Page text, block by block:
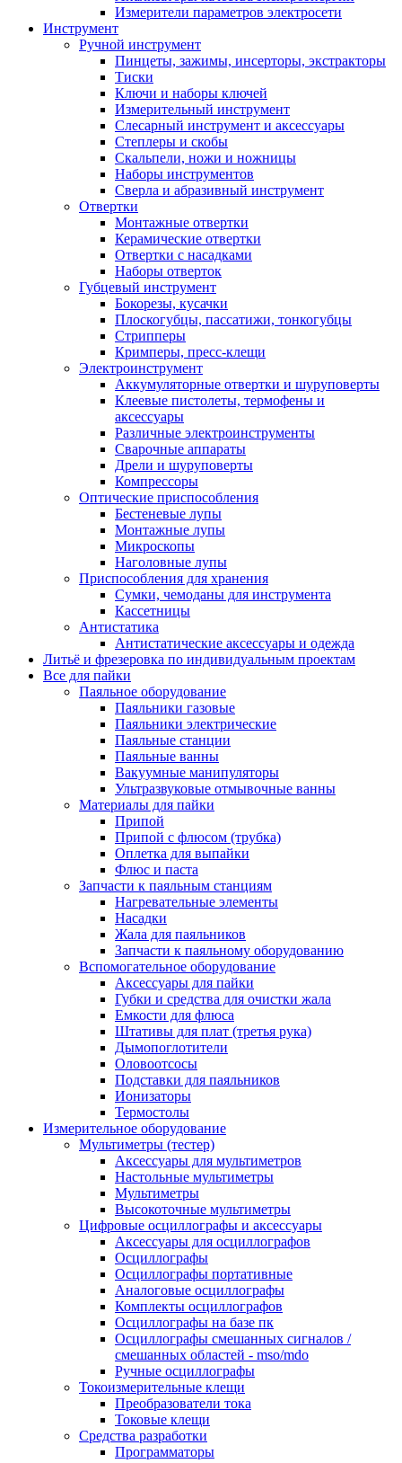
Измерители параметров электросети
Инструмент
Ручной инструмент
Пинцеты, зажимы, инсерторы, экстракторы
Тиски
Ключи и наборы ключей
Измерительный инструмент
Слесарный инструмент и аксессуары
Степлеры и скобы
Скальпели, ножи и ножницы
Наборы инструментов
Сверла и абразивный инструмент
Отвертки
Монтажные отвертки
Керамические отвертки
Отвертки с насадками
Наборы отверток
Губцевый инструмент
Бокорезы, кусачки
Плоскогубцы, пассатижи, тонкогубцы
Стрипперы
Кримперы, пресс-клещи
Электроинструмент
Аккумуляторные отвертки и шуруповерты
Клеевые пистолеты, термофены и
аксессуары
Различные электроинструменты
Сварочные аппараты
Дрели и шуруповерты
Компрессоры
Оптические приспособления
Бестеневые лупы
Монтажные лупы
Микроскопы
Наголовные лупы
Приспособления для хранения
Сумки, чемоданы для инструмента
Кассетницы
Антистатика
Антистатические аксессуары и одежда
Литьё и фрезеровка по индивидуальным проектам
Все для пайки
Паяльное оборудование
Паяльники газовые
Паяльники электрические
Паяльные станции
Паяльные ванны
Вакуумные манипуляторы
Ультразвуковые отмывочные ванны
Материалы для пайки
Припой
Припой с флюсом (трубка)
Оплетка для выпайки
Флюс и паста
Запчасти к паяльным станциям
Нагревательные элементы
Насадки
Жала для паяльников
Запчасти к паяльному оборудованию
Вспомогательное оборудование
Аксессуары для пайки
Губки и средства для очистки жала
Емкости для флюса
Штативы для плат (третья рука)
Дымопоглотители
Оловоотсосы
Подставки для паяльников
Ионизаторы
Термостолы
Измерительное оборудование
Мультиметры (тестер)
Аксессуары для мультиметров
Настольные мультиметры
Мультиметры
Высокоточные мультиметры
Цифровые осциллографы и аксессуары
Аксессуары для осциллографов
Осциллографы
Осциллографы портативные
Аналоговые осциллографы
Комплекты осциллографов
Осциллографы на базе пк
Осциллографы смешанных сигналов /
смешанных областей - mso/mdo
Ручные осциллографы
Токоизмерительные клещи
Преобразователи тока
Токовые клещи
Средства разработки
Программаторы